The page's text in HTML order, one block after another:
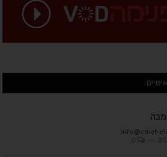
info@chief-